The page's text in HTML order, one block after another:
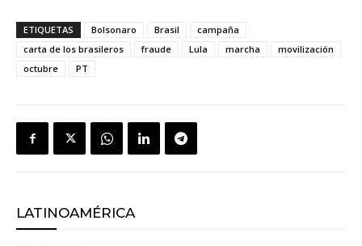
ETIQUETAS Bolsonaro Brasil
campaña
carta de los brasileros
fraude Lula marcha
movilización
octubre
PT
LATINOAMÉRICA